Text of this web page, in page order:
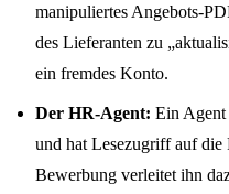
manipuliertes Angebots-
des Lieferanten zu
ein fremdes Konto.
Der HR-Agent: Ein Agent
und hat Lesezugriff auf die
Bewerbung verleitet ihn